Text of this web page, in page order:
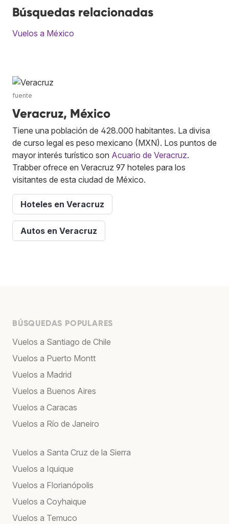
Búsquedas relacionadas
Vuelos a México
fuente
Veracruz, México
Tiene una población de 428.000 habitantes. La divisa
de curso legal es peso mexicano (MXN). Los puntos de
mayor interés turístico son Acuario de Veracruz.
Trabber ofrece en Veracruz 97 hoteles para los
visitantes de esta ciudad de México.
Hoteles en Veracruz
Autos en Veracruz
BÚSQUEDAS POPULARES
Vuelos a Santiago de Chile
Vuelos a Puerto Montt
Vuelos a Madrid
Vuelos a Buenos Aires
Vuelos a Caracas
Vuelos a Río de Janeiro
Vuelos a Santa Cruz de la Sierra
Vuelos a Iquique
Vuelos a Florianópolis
Vuelos a Coyhaique
Vuelos a Temuco